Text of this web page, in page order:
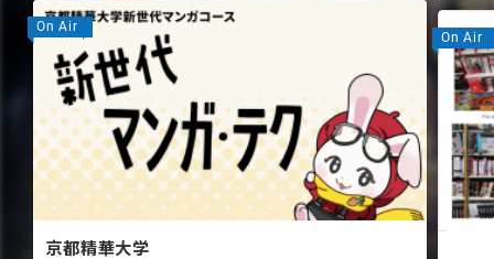
京都精華大学
On Air
On Air